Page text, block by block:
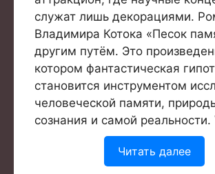
служат лишь декорациями.
Владимира Котока «Песок
другим путём. Это
котором фантастическая
становится инструментом
человеческой памяти,
сознания и самой
Читать далее